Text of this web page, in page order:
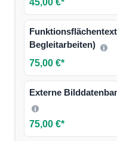
45,00 €*
Begleitarbeiten)
75,00 €*
Externe
75,00 €*